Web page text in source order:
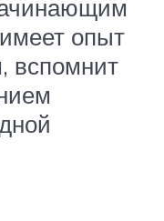
опыт
вспомнит